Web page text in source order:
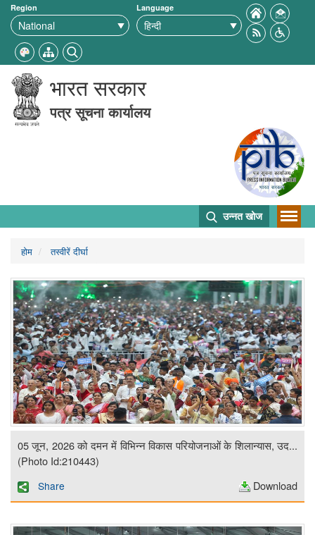
Region Language
भारत सरकार
पत्र सूचना कार्यालय
उन्नत खोज
होम तस्वीरें दीर्घा
05 जून, 2026 को दमन में विभिन्न विकास परियोजनाओं के शिलान्यास, उद...
(Photo Id:210443)
Share Download